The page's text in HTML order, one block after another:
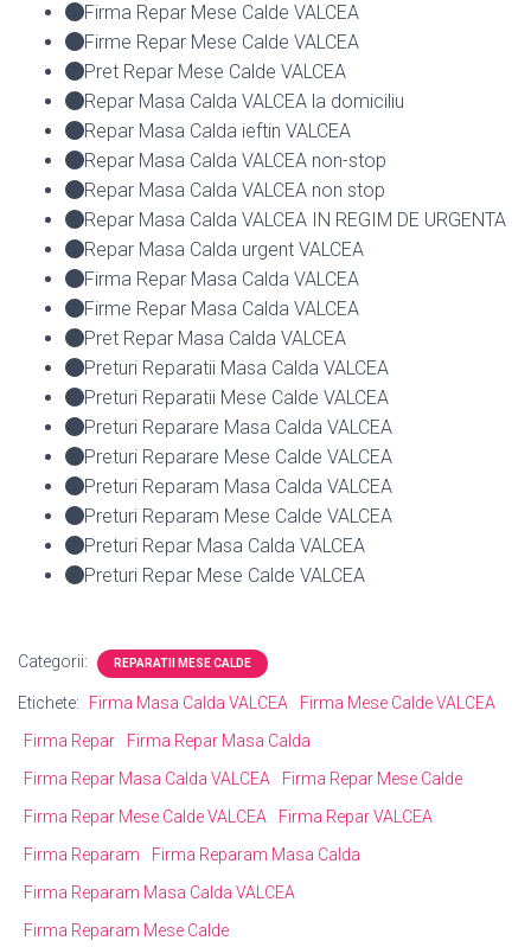
Firma Repar Mese Calde VALCEA
Firme Repar Mese Calde VALCEA
Pret Repar Mese Calde VALCEA
Repar Masa Calda VALCEA la domiciliu
Repar Masa Calda ieftin VALCEA
Repar Masa Calda VALCEA non-stop
Repar Masa Calda VALCEA non stop
Repar Masa Calda VALCEA IN REGIM DE URGENTA
Repar Masa Calda urgent VALCEA
Firma Repar Masa Calda VALCEA
Firme Repar Masa Calda VALCEA
Pret Repar Masa Calda VALCEA
Preturi Reparatii Masa Calda VALCEA
Preturi Reparatii Mese Calde VALCEA
Preturi Reparare Masa Calda VALCEA
Preturi Reparare Mese Calde VALCEA
Preturi Reparam Masa Calda VALCEA
Preturi Reparam Mese Calde VALCEA
Preturi Repar Masa Calda VALCEA
Preturi Repar Mese Calde VALCEA
Categorii: REPARATII MESE CALDE
Etichete: Firma Masa Calda VALCEA
Firma Mese Calde VALCEA
Firma Repar
Firma Repar Masa Calda
Firma Repar Masa Calda VALCEA
Firma Repar Mese Calde
Firma Repar Mese Calde VALCEA
Firma Repar VALCEA
Firma Reparam
Firma Reparam Masa Calda
Firma Reparam Masa Calda VALCEA
Firma Reparam Mese Calde